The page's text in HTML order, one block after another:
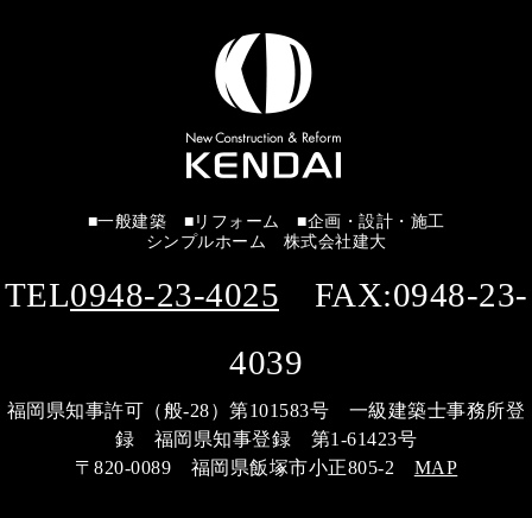
■一般建築 ■リフォーム ■企画・設計・施工
シンプルホーム 株式会社建大
TEL0948-23-4025 FAX:0948-23-
4039
福岡県知事許可（般-28）第101583号 一級建築士事務所登
録 福岡県知事登録 第1-61423号
〒820-0089 福岡県飯塚市小正805-2 MAP